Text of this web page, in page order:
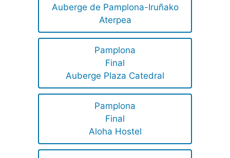
Auberge de Pamplona-Iruñako
Aterpea
Pamplona
Final
Auberge Plaza Catedral
Pamplona
Final
Aloha Hostel